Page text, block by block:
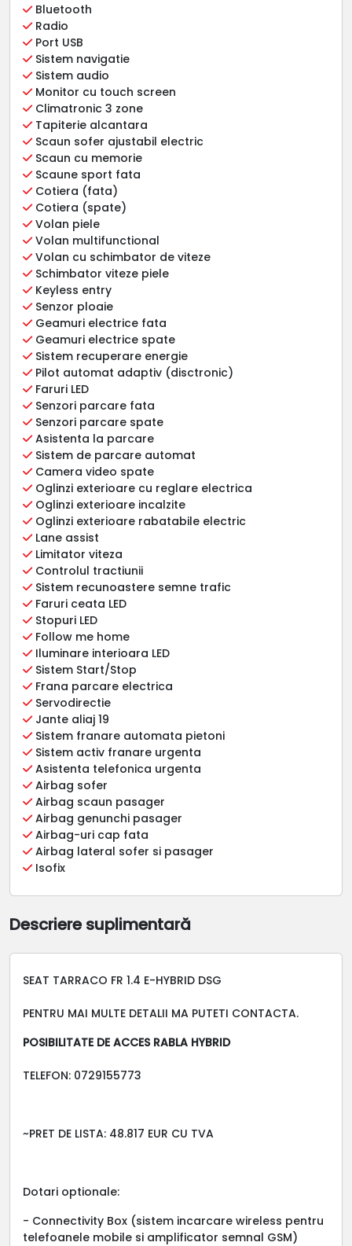
Bluetooth
Radio
Port USB
Sistem navigatie
Sistem audio
Monitor cu touch screen
Climatronic 3 zone
Tapiterie alcantara
Scaun sofer ajustabil electric
Scaun cu memorie
Scaune sport fata
Cotiera (fata)
Cotiera (spate)
Volan piele
Volan multifunctional
Volan cu schimbator de viteze
Schimbator viteze piele
Keyless entry
Senzor ploaie
Geamuri electrice fata
Geamuri electrice spate
Sistem recuperare energie
Pilot automat adaptiv (disctronic)
Faruri LED
Senzori parcare fata
Senzori parcare spate
Asistenta la parcare
Sistem de parcare automat
Camera video spate
Oglinzi exterioare cu reglare electrica
Oglinzi exterioare incalzite
Oglinzi exterioare rabatabile electric
Lane assist
Limitator viteza
Controlul tractiunii
Sistem recunoastere semne trafic
Faruri ceata LED
Stopuri LED
Follow me home
Iluminare interioara LED
Sistem Start/Stop
Frana parcare electrica
Servodirectie
Jante aliaj 19
Sistem franare automata pietoni
Sistem activ franare urgenta
Asistenta telefonica urgenta
Airbag sofer
Airbag scaun pasager
Airbag genunchi pasager
Airbag-uri cap fata
Airbag lateral sofer si pasager
Isofix
Descriere suplimentară
SEAT TARRACO FR 1.4 E-HYBRID DSG
PENTRU MAI MULTE DETALII MA PUTETI CONTACTA.
POSIBILITATE DE ACCES RABLA HYBRID
TELEFON: 0729155773
~PRET DE LISTA: 48.817 EUR CU TVA
Dotari optionale:
- Connectivity Box (sistem incarcare wireless pentru
telefoanele mobile si amplificator semnal GSM)